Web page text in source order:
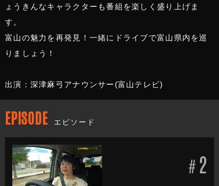
ょうきんなキャラクターも番組を楽しく盛り上げま
す。
富山の魅力を再発見！一緒にドライブで富山県内を巡
りましょう！
出演：深津麻弓アナウンサー(富山テレビ)
EPISODE エピソード
# 2